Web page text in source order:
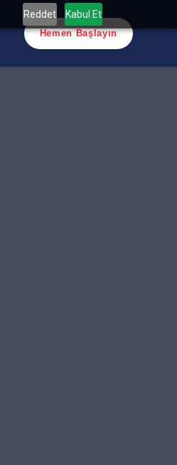
Reddet Kabul Et
Hemen Başlayın